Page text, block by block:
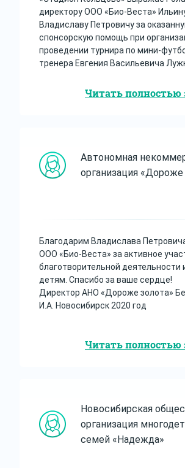
директору ООО «Био-Веста»
Владиславу Петровичу за
спонсорскую помощь при
проведении турнира по мини-
тренера Евгения Васильевича
Читать полностью
Автономная
организация «Дороже
Благодарим Владислава
ООО «Био-Веста» за активное
благотворительной
детям. Спасибо за ваше сердце!
Директор АНО «Дороже золота»
И.A. Новосибирск 2020 год
Читать полностью
Новосибирская
организация
семей «Надежда»